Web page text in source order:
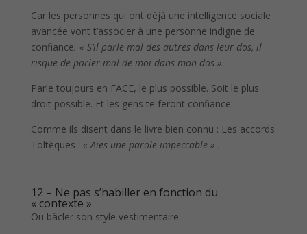
Car les personnes qui ont déjà une intelligence sociale
avancée vont t’associer à une personne indigne de
confiance. « S’il parle mal des autres dans leur dos, il
risque de parler mal de moi dans mon dos ».
Parle toujours en FACE, le plus possible. Soit le plus
droit possible. Et les gens te feront confiance.
Comme ils disent dans le livre bien connu : Les accords
Toltèques : « Aies une parole impeccable » .
12 – Ne pas s’habiller en fonction du
« contexte »
Ou bâcler son style vestimentaire.